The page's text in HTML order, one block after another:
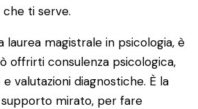
ti serve.
laurea magistrale in psicologia, è
offrirti consulenza psicologica,
valutazioni diagnostiche. È la
mirato, per fare